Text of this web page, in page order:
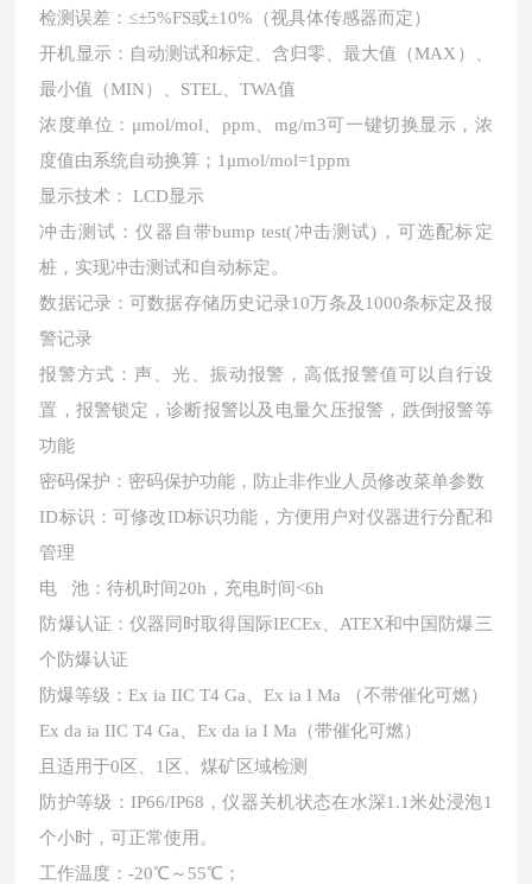
检测误差： ≤±5%FS或±10%（视具体传感器而定）
开机显示：自动测试和标定、含归零、最大值（MAX）、
最小值（MIN）、STEL、TWA值
浓度单位： μmol/mol、ppm、mg/m3可一键切换显示，浓
度值由系统自动换算；1μmol/mol=1ppm
显示技术：
LCD显示
冲击测试：仪器自带bump test(冲击测试)，可选配标定
桩，实现冲击测试和自动标定。
数据记录：可数据存储历史记录10万条及1000条标定及报
警记录
报警方式：声、光、振动报警，高低报警值可以自行设
置，报警锁定，诊断报警以及电量欠压报警，跌倒报警等
功能
密码保护：密码保护功能，防止非作业人员修改菜单参数
ID标识：可修改ID标识功能，方便用户对仪器进行分配和
管理
电 池：待机时间20h，充电时间<6h
防爆认证：仪器同时取得国际IECEx、ATEX和中国防爆三
个防爆认证
防爆等级：Ex ia IIC T4 Ga、Ex ia I Ma （不带催化可燃）
Ex da ia IIC T4 Ga、Ex da ia I Ma（带催化可燃）
且适用于0区、1区、煤矿区域检测
防护等级： IP66/IP68，仪器关机状态在水深1.1米处浸泡1
个小时，可正常使用。
工作温度：-20℃～55℃；